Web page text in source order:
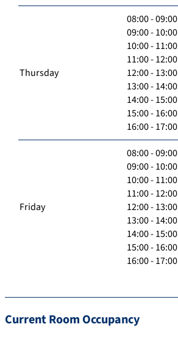
Thursday
08:00 - 09:00
09:00 - 10:00
10:00 - 11:00
11:00 - 12:00
12:00 - 13:00
13:00 - 14:00
14:00 - 15:00
15:00 - 16:00
16:00 - 17:00
Friday
08:00 - 09:00
09:00 - 10:00
10:00 - 11:00
11:00 - 12:00
12:00 - 13:00
13:00 - 14:00
14:00 - 15:00
15:00 - 16:00
16:00 - 17:00
Current Room Occupancy